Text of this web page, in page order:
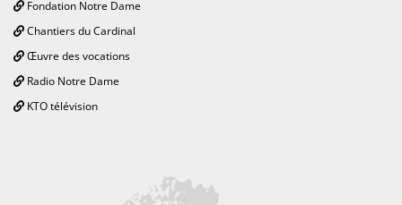
Fondation Notre Dame
Chantiers du Cardinal
Œuvre des vocations
Radio Notre Dame
KTO télévision